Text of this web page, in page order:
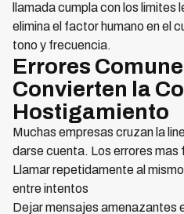
llamada cumpla con los
elimina el factor humano en el
tono y frecuencia.
Errores
Convierten la
Hostigamiento
Muchas empresas cruzan la
darse cuenta. Los errores mas
Llamar repetidamente al
entre intentos
Dejar mensajes amenazantes